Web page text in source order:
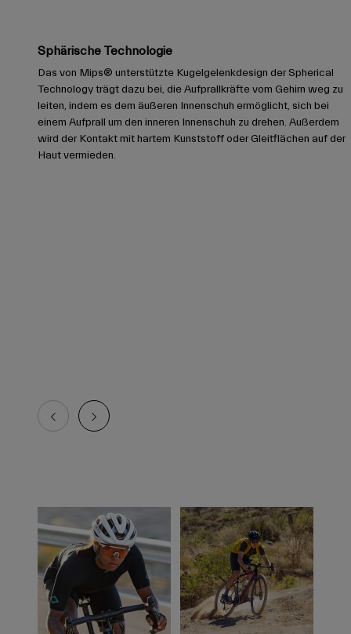
Sphärische Technologie
Das von Mips® unterstützte Kugelgelenkdesign der Spherical
Technology trägt dazu bei, die Aufprallkräfte vom Gehirn weg zu
leiten, indem es dem äußeren Innenschuh ermöglicht, sich bei
einem Aufprall um den inneren Innenschuh zu drehen. Außerdem
wird der Kontakt mit hartem Kunststoff oder Gleitflächen auf der
Haut vermieden.